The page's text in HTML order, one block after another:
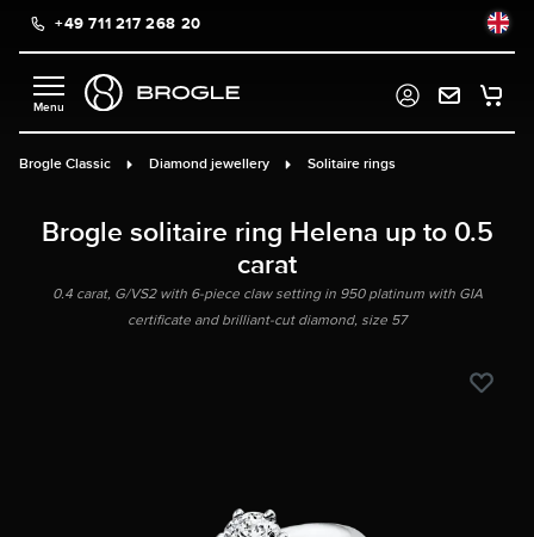
content+49 711 217 268 20
Brogle Classic Diamond jewellery Solitaire rings
Brogle solitaire ring Helena up to 0.5
carat
0.4 carat, G/VS2 with 6-piece claw setting in 950 platinum with GIA
certificate and brilliant-cut diamond, size 57